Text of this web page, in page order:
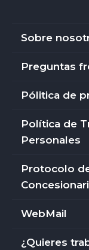
Sobre
Preguntas
Pólitica de
Política de
Personales
Protocolo
WebMail
¿Quieres